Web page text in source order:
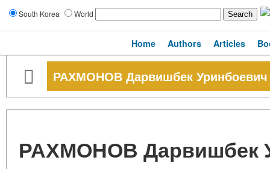
South Korea World
Home Authors Articles
РАХМОНОВ Дарвишбек Уринбоевич
РАХМОНОВ Дарвишбек